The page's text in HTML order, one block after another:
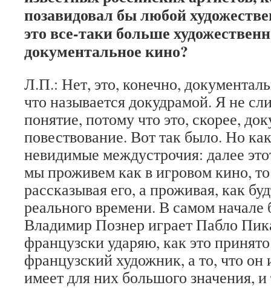
позавидовал бы любой
это все-таки больше
документальное кино?
Л.П.: Нет, это, конечно,
что называется докудрамой. Я не
понятие, потому что это, скорее,
повествование. Вот так было. Но
невидимые междустрочия: далее
мы проживем как в игровом кино, то
рассказывая его, а проживая, как
реального времени. В самом начале
Владимир Познер играет Пабло
французски ударяю, как это
французский художник, а то, что он
имеет для них большого значения, и